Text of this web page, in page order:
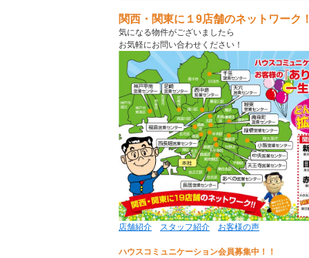
関西・関東に１9店舗のネットワーク
気になる物件がございましたら
お気軽にお問い合わせください！
店舗紹介 スタッフ紹介 お客様の声
ハウスコミュニケーション会員募集中！！